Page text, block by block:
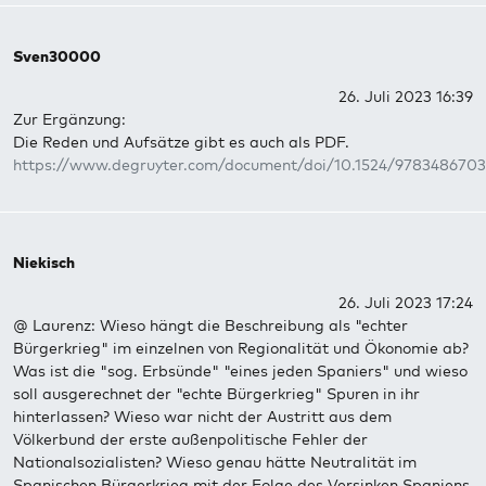
Sven30000
26. Juli 2023 16:39
Zur Ergänzung:
Die Reden und Aufsätze gibt es auch als PDF.
https://www.degruyter.com/document/doi/10.1524/
Niekisch
26. Juli 2023 17:24
@ Laurenz: Wieso hängt die Beschreibung als "echter
Bürgerkrieg" im einzelnen von Regionalität und Ökonomie ab?
Was ist die "sog. Erbsünde" "eines jeden Spaniers" und wieso
soll ausgerechnet der "echte Bürgerkrieg" Spuren in ihr
hinterlassen? Wieso war nicht der Austritt aus dem
Völkerbund der erste außenpolitische Fehler der
Nationalsozialisten? Wieso genau hätte Neutralität im